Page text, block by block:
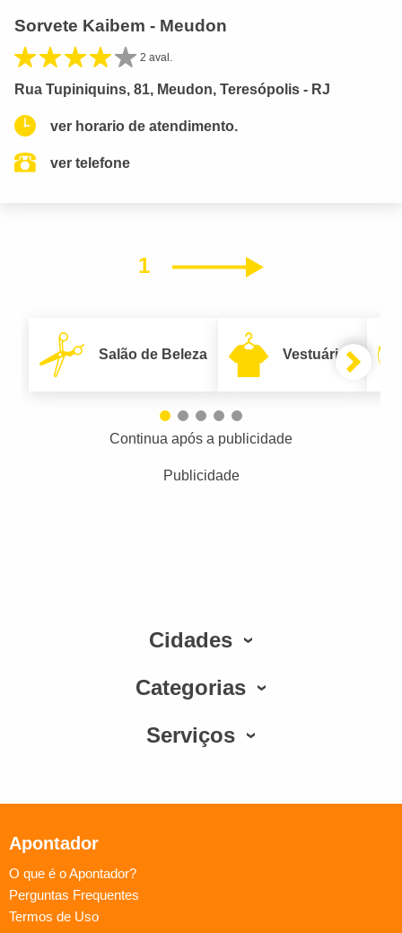
Sorvete Kaibem - Meudon
2 aval.
Rua Tupiniquins, 81, Meudon, Teresópolis - RJ
ver horario de atendimento.
ver telefone
1 Próximo
Salão de Beleza Vestuário
Continua após a publicidade
Publicidade
Cidades
Categorias
Serviços
Apontador
O que é o Apontador?
Perguntas Frequentes
Termos de Uso